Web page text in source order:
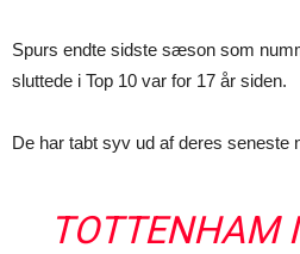
Spurs endte sidste sæson som
sluttede i Top 10 var for 17 år siden.
De har tabt syv ud af deres seneste
TOTTENHAM